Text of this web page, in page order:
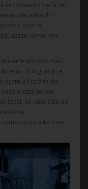
se tornando cada vez
décadas do
com o
assim como nos
reúne um dos mais
fotografias e
a história da
e está sendo
local, há uma sala de
com
ocorria há mais